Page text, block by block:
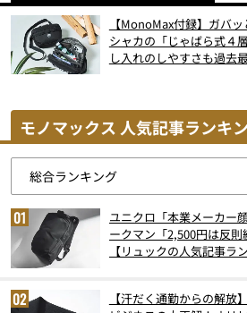
【MonoMax付録】ガバ
シャカの「じゃばら式４
し入れのしやすさも過去
モノマックス 人気記事ランキ
ユニクロ「本業メーカー
ークマン「2,500円は反
【リュックの人気記事ラ
【汗だく通勤からの解放